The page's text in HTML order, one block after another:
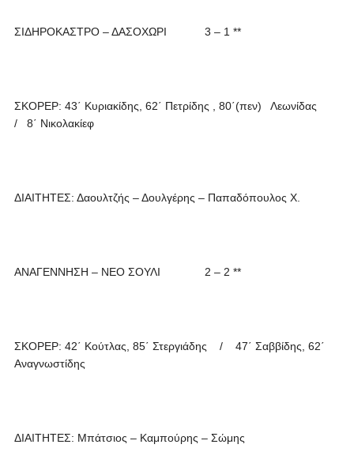
ΣΙΔΗΡΟΚΑΣΤΡΟ – ΔΑΣΟΧΩΡΙ 3 – 1 **
ΣΚΟΡΕΡ: 43΄ Κυριακίδης, 62΄ Πετρίδης , 80΄(πεν) Λεωνίδας
/ 8΄ Νικολακίεφ
ΔΙΑΙΤΗΤΕΣ: Δαουλτζής – Δουλγέρης – Παπαδόπουλος Χ.
ΑΝΑΓΕΝΝΗΣΗ – ΝΕΟ ΣΟΥΛΙ 2 – 2 **
ΣΚΟΡΕΡ: 42΄ Κούτλας, 85΄ Στεργιάδης / 47΄ Σαββίδης, 62΄
Αναγνωστίδης
ΔΙΑΙΤΗΤΕΣ: Μπάτσιος – Καμπούρης – Σώμης